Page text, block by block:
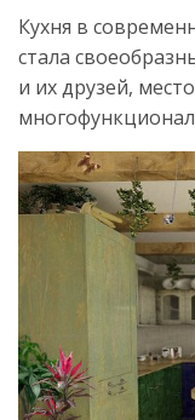
Кухня в
стала
и их друзей,